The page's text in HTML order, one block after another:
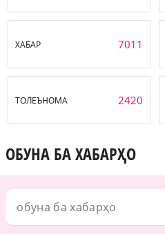
ХАБАР 7011
ТОЛЕЪНОМА 2420
ОБУНА БА ХАБАРҲО